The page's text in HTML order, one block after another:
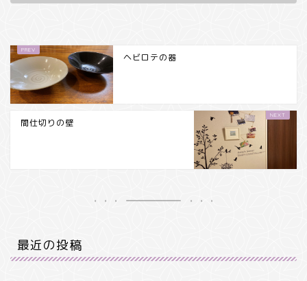
ヘビロテの器
間仕切りの壁
最近の投稿